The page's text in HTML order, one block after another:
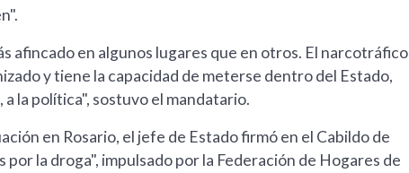
afincado en algunos lugares que en otros. El narcotráfico
y tiene la capacidad de meterse dentro del Estado,
la política", sostuvo el mandatario.
en Rosario, el jefe de Estado firmó en el Cabildo de
la droga", impulsado por la Federación de Hogares de